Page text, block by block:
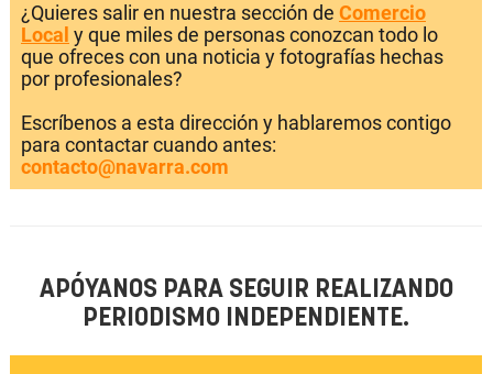
¿Quieres salir en nuestra sección de Comercio
Local y que miles de personas conozcan todo lo
que ofreces con una noticia y fotografías hechas
por profesionales?
Escríbenos a esta dirección y hablaremos contigo
para contactar cuando antes:
contacto@navarra.com
APÓYANOS PARA SEGUIR REALIZANDO
PERIODISMO INDEPENDIENTE.